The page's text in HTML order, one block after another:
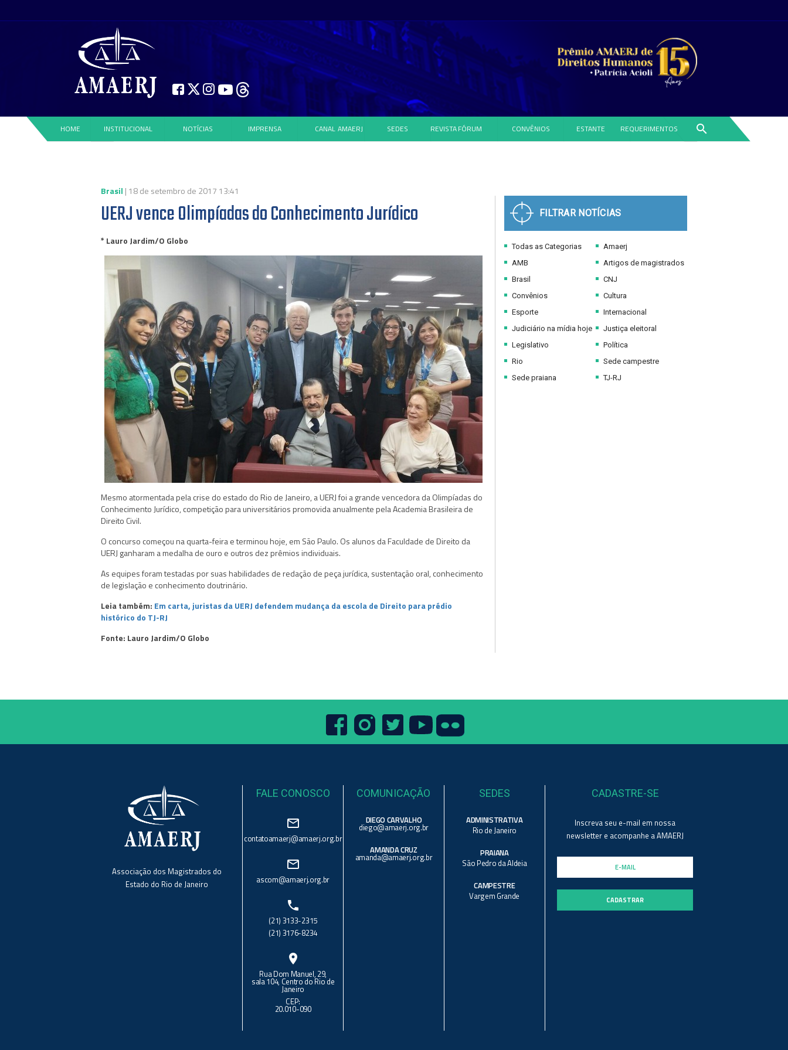
HOME INSTITUCIONAL NOTÍCIAS IMPRENSA CANAL AMAERJ SEDES REVISTAFÓRUM CONVÊNIOS ESTANTE REQUERIMENTOS search
Brasil | 18 de setembro de 2017 13:41
UERJ vence Olimpíadas do Conhecimento Jurídico
* Lauro Jardim/O Globo
Mesmo atormentada pela crise do estado do Rio de Janeiro, a UERJ foi a grande vencedora da Olimpíadas do
Conhecimento Jurídico, competição para universitários promovida anualmente pela Academia Brasileira de
Direito Civil.
O concurso começou na quarta-feira e terminou hoje, em São Paulo. Os alunos da Faculdade de Direito da
UERJ ganharam a medalha de ouro e outros dez prêmios individuais.
As equipes foram testadas por suas habilidades de redação de peça jurídica, sustentação oral, conhecimento
de legislação e conhecimento doutrinário.
Leia também: Em carta, juristas da UERJ defendem mudança da escola de Direito para prédio
histórico do TJ-RJ
Fonte: Lauro Jardim/O Globo
FILTRAR NOTÍCIAS
Todas as Categorias
AMB
Brasil
Convênios
Esporte
Judiciário na mídia hoje
Legislativo
Rio
Sede praiana
Amaerj
Artigos de magistrados
CNJ
Cultura
Internacional
Justiça eleitoral
Política
Sede campestre
TJ-RJ
Associação dos Magistrados do
Estado do Rio de Janeiro
FALE CONOSCO
mail_outline
contatoamaerj@amaerj.org.br
mail_outline
ascom@amaerj.org.br
phone
(21) 3133-2315
(21) 3176-8234
location_on
Rua Dom Manuel, 29,
sala 104, Centro do Rio de
Janeiro
CEP:
20.010-090
COMUNICAÇÃO
DIEGO CARVALHO
diego@amaerj.org.br
AMANDA CRUZ
amanda@amaerj.org.br
SEDES
ADMINISTRATIVA
Rio de Janeiro
PRAIANA
São Pedro da Aldeia
CAMPESTRE
Vargem Grande
CADASTRE-SE
Inscreva seu e-mail em nossa
newsletter e acompanhe a AMAERJ